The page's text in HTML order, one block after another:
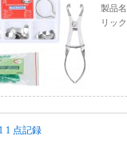
製品
リッ
1 点記録